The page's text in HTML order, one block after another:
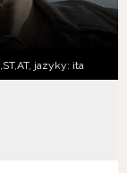
ST,AT, jazyky: ita